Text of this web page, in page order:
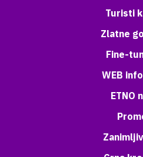
Turisti
Zlatne
Fine-
WEB
ETNO